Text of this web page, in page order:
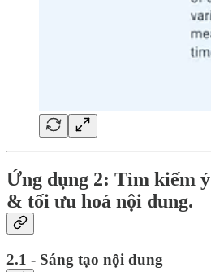
Ứng dụng 2: Tìm kiếm
& tối ưu hoá nội dung.
2.1 - Sáng tạo nội dung